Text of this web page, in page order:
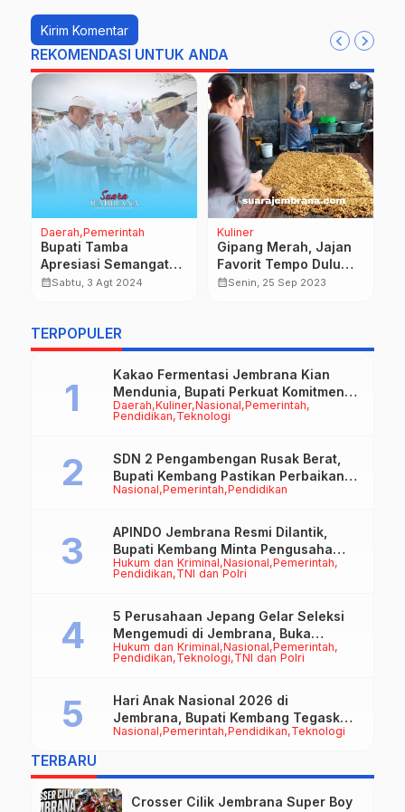
REKOMENDASI UNTUK ANDA
Daerah Pemerintah
Bupati Tamba
Apresiasi Semangat
Krama Ngaben Masal
calendar_monthSabtu, 3 Agt 2024
Kuliner
Gipang Merah, Jajan
Favorit Tempo Dulu
Hingga Kini
calendar_monthSenin, 25 Sep 2023
TERPOPULER
Daerah Kuliner Nasional Pemerintah
Pendidikan Teknologi
Kakao Fermentasi Jembrana Kian
Mendunia, Bupati Perkuat Komitmen
pada Standar Mutu dan Keberlanjutan
Nasional Pemerintah Pendidikan
SDN 2 Pengambengan Rusak Berat,
Bupati Kembang Pastikan Perbaikan
Jadi Prioritas
Hukum dan Kriminal Nasional Pemerintah
Pendidikan TNI dan Polri
APINDO Jembrana Resmi Dilantik,
Bupati Kembang Minta Pengusaha
Jadi Motor Penggerak Ekonomi
Hukum dan Kriminal Nasional Pemerintah
Pendidikan Teknologi TNI dan Polri
5 Perusahaan Jepang Gelar Seleksi
Mengemudi di Jembrana, Buka
Peluang Kerja bagi Calon PMI
Nasional Pemerintah Pendidikan Teknologi
Hari Anak Nasional 2026 di
Jembrana, Bupati Kembang Tegaskan
Pentingnya Karakter dan Budaya di
TERBARU
Crosser Cilik Jembrana Super Boy